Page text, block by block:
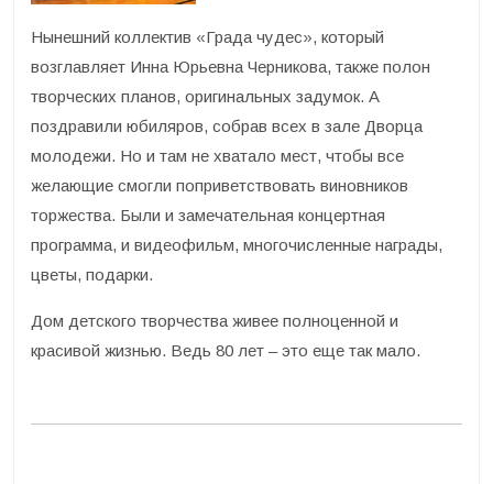
Нынешний коллектив «Града чудес», который
возглавляет Инна Юрьевна Черникова, также полон
творческих планов, оригинальных задумок. А
поздравили юбиляров, собрав всех в зале Дворца
молодежи. Но и там не хватало мест, чтобы все
желающие смогли поприветствовать виновников
торжества. Были и замечательная концертная
программа, и видеофильм, многочисленные награды,
цветы, подарки.
Дом детского творчества живее полноценной и
красивой жизнью. Ведь 80 лет – это еще так мало.